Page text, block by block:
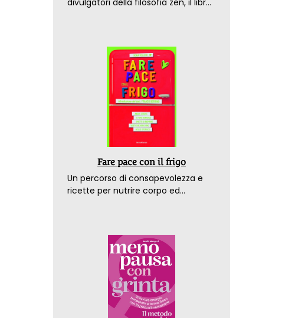
Fare pace con il frigo
Un percorso di consapevolezza e
ricette per nutrire corpo ed